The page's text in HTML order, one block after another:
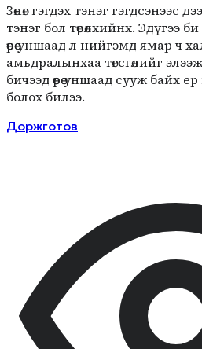
Зөнөг гэгдэх тэнэг гэгдсэнээс
тэнэг бол төрөлхийнх. Эдүгээ би
өөрөө уншаад л нийгэмд ямар ч
амьдралынхаа төгсгөлийг элээж
бичээд өөрөө уншаад сууж байх
болох билээ.
Доржготов